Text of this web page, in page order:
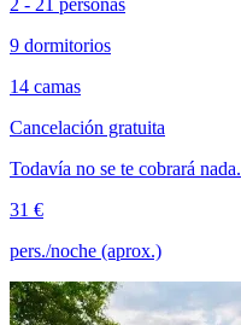
2 - 21 personas
9 dormitorios
14 camas
Cancelación gratuita
Todavía no se te cobrará nada.
31 €
pers./noche (aprox.)